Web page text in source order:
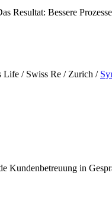
Resultat: Bessere
Life / Swiss Re / Zurich /
Kundenbetreuung in